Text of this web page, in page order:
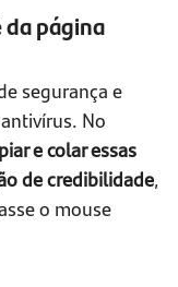
da página
segurança e
No
e colar essas
de credibilidade,
o mouse